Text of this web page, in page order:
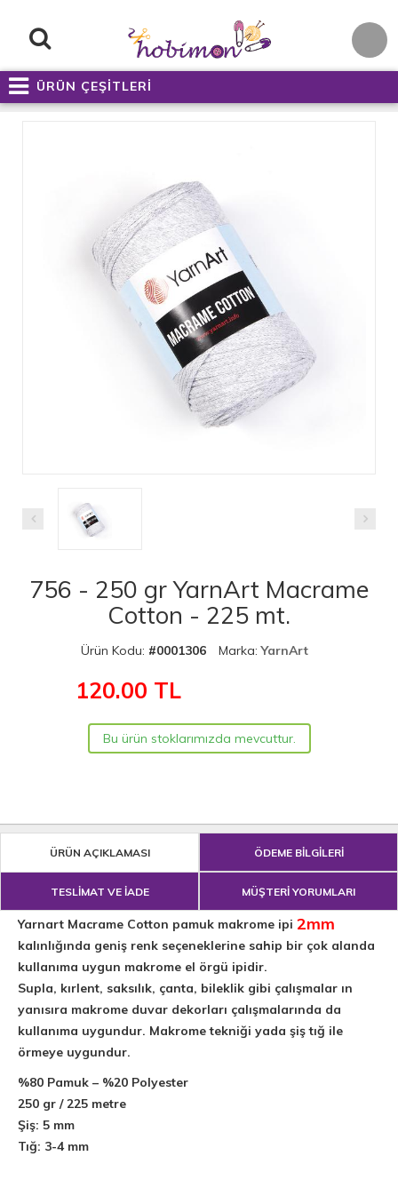
ÜRÜN ÇEŞİTLERİ
756 - 250 gr YarnArt Macrame
Cotton - 225 mt.
Ürün Kodu: #0001306 Marka:YarnArt
120.00 TL
Bu ürün stoklarımızda mevcuttur.
ÜRÜN AÇIKLAMASI ÖDEME BİLGİLERİ
TESLİMAT VE İADE MÜŞTERİ YORUMLARI
Yarnart Macrame Cotton pamuk makrome ipi 2mm
kalınlığında geniş renk seçeneklerine sahip bir çok alanda
kullanıma uygun makrome el örgü ipidir.
Supla, kırlent, saksılık, çanta, bileklik gibi çalışmalar ın
yanısıra makrome duvar dekorları çalışmalarında da
kullanıma uygundur. Makrome tekniği yada şiş tığ ile
örmeye uygundur.
%80 Pamuk – %20 Polyester
250 gr / 225 metre
Şiş: 5 mm
Tığ: 3-4 mm